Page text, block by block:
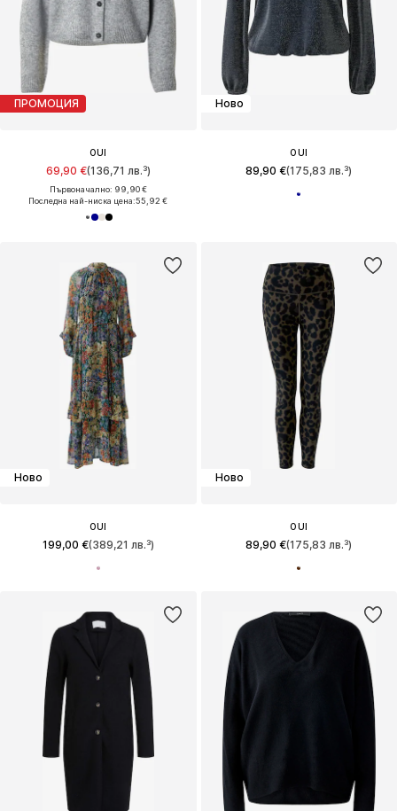
ПРОМОЦИЯ
OUI
69,90 €(136,71 лв.³)
Първоначално: 99,90 €
Последна най-ниска цена:55,92 €
Ново
OUI
89,90 €(175,83 лв.³)
Ново
OUI
199,00 €(389,21 лв.³)
Ново
OUI
89,90 €(175,83 лв.³)